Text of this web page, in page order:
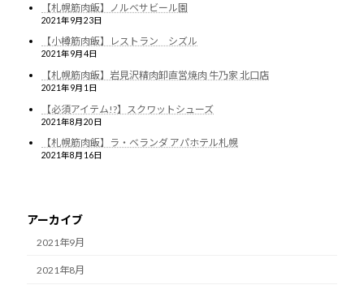
【札幌筋肉飯】ノルベサビール園
2021年9月23日
【小樽筋肉飯】レストラン シズル
2021年9月4日
【札幌筋肉飯】岩見沢精肉卸直営焼肉 牛乃家 北口店
2021年9月1日
【必須アイテム!?】スクワットシューズ
2021年8月20日
【札幌筋肉飯】ラ・ベランダ アパホテル札幌
2021年8月16日
アーカイブ
2021年9月
2021年8月